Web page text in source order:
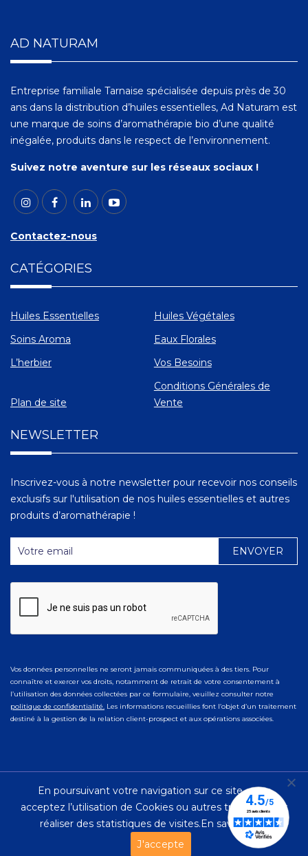
AD NATURAM
Entreprise familiale Tarnaise spécialisée depuis près de 30
ans dans la distribution d’huiles essentielles, Ad Naturam est
une marque de soins d’aromathérapie bio d’une qualité
inégalée, produits dans le respect de l’environnement.
Suivez notre aventure sur les réseaux sociaux !
Contactez-nous
CATÉGORIES
Huiles Essentielles
Huiles Végétales
Soins Aroma
Eaux Florales
L’herbier
Vos Besoins
Plan de site
Conditions Générales de
Vente
NEWSLETTER
Inscrivez-vous à notre newsletter pour recevoir nos conseils
exclusifs sur l'utilisation de nos huiles essentielles et autres
produits d’aromathérapie !
Vos données personnelles ne seront jamais communiquées à des tiers. Pour
connaître et exercer vos droits, notamment de retrait de votre consentement à
l’utilisation des données collectées par ce formulaire, veuillez consulter notre
politique de confidentialité. Les informations recueillies font l’objet d’un traitement
destiné à la gestion de la relation client-prospect et aux opérations associées.
© 2023 Ad Naturam | Mentions Légales
Politique de
Confidentialité
En poursuivant votre navigation sur ce site, vous
acceptez l’utilisation de Cookies ou autres traceurs pour
réaliser des statistiques de visites.En savoir plus.
J'accepte